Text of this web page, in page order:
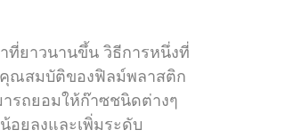
ที่ยาวนานขึ้น วิธีการหนึ่งที่
ณสมบัติของฟิลม์พลาสติก
รถยอมให้ก๊าซชนิดต่างๆ
น้อยลงและเพิ่มระดับ